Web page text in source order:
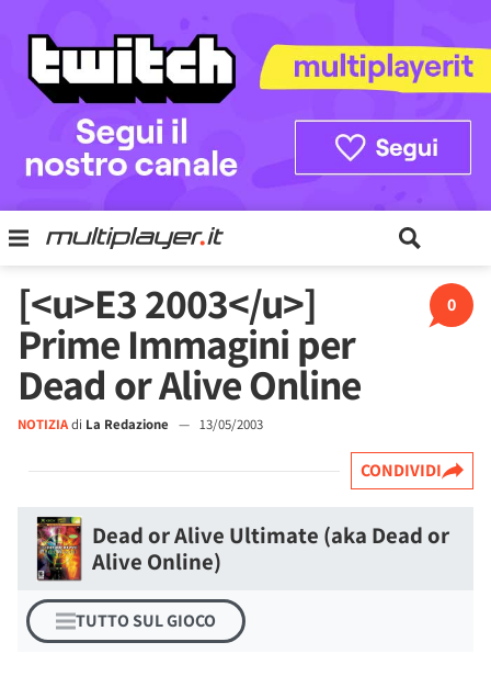
0
[<u>E3 2003</u>]
Prime Immagini per
Dead or Alive Online
NOTIZIAdi La Redazione — 13/05/2003
CONDIVIDI
Dead or Alive Ultimate (aka Dead or
Alive Online)
TUTTO SUL GIOCO